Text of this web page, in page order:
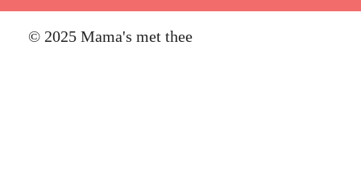
© 2025 Mama's met thee